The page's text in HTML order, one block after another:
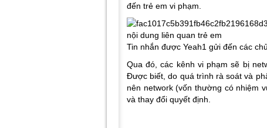
đến trẻ em vi phạm.
Tin nhắn được Yeah1 gửi đến các
Qua đó, các kênh vi phạm sẽ bị
Được biết, do quá trình rà soát và
nên network (vốn thường có nhiệm
và thay đổi quyết định.